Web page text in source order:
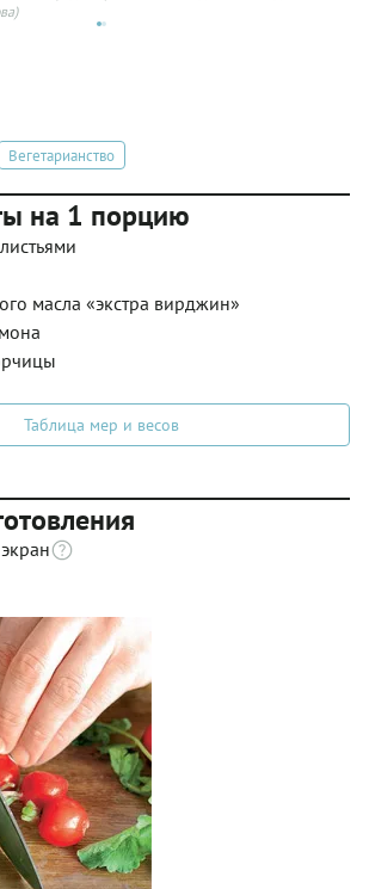
Вегетарианство
на 1 порцию
масла «экстра вирджин»
Таблица мер и весов